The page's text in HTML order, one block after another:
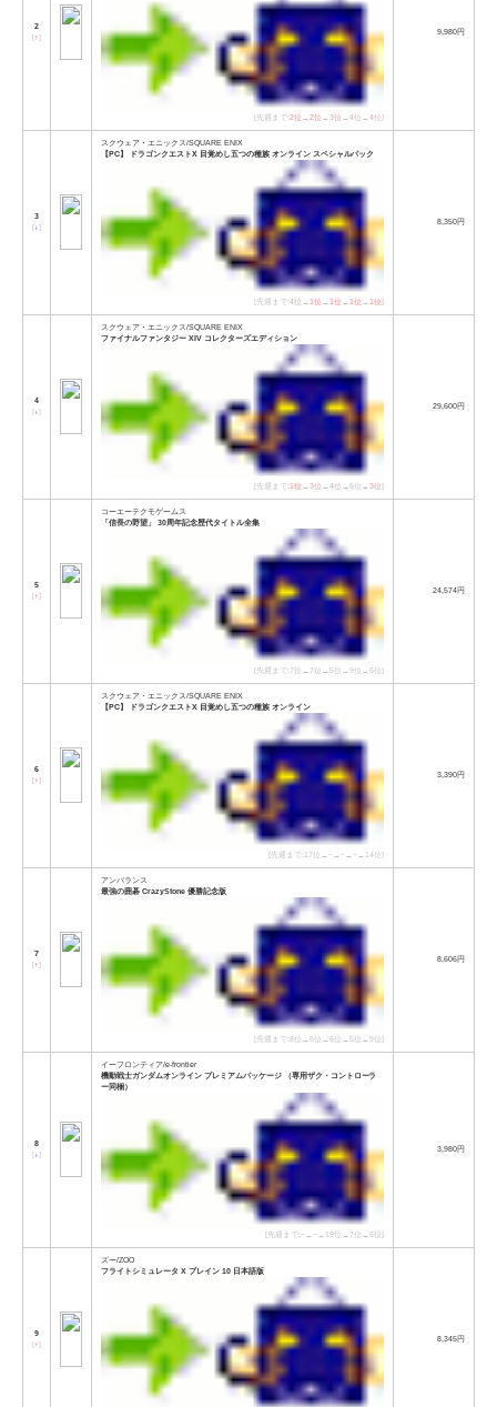
2
[↑]
[先週まで:2位 →2位 →3位 →4位 →4位]
9,980円
3
[↓]
スクウェア・エニックス/SQUARE ENIX
【PC】 ドラゴンクエストX 目覚めし五つの種族 オンライン スペシャルパック
[先週まで:4位 →1位 →1位 →1位 →1位]
8,350円
4
[↓]
スクウェア・エニックス/SQUARE ENIX
ファイナルファンタジー XIV コレクターズエディション
[先週まで:1位 →3位 →4位 →6位→3位]
29,600円
5
[↑]
コーエーテクモゲームス
「信長の野望」 30周年記念歴代タイトル全集
[先週まで:7位→7位→5位→9位→6位]
24,574円
6
[↑]
スクウェア・エニックス/SQUARE ENIX
【PC】 ドラゴンクエストX 目覚めし五つの種族 オンライン
[先週まで:17位→−→−→−→14位]
3,390円
7
[↑]
アンバランス
最強の囲碁 CrazyStone 優勝記念版
[先週まで:8位→6位→6位→5位→9位]
8,606円
8
[↓]
イーフロンティア/e-frontier
機動戦士ガンダムオンライン プレミアムパッケージ （専用ザク・コントローラ
ー同梱）
[先週まで:−→−→19位→7位→5位]
3,980円
9
[↑]
ズー/ZOO
フライトシミュレータ X プレイン 10 日本語版
8,345円